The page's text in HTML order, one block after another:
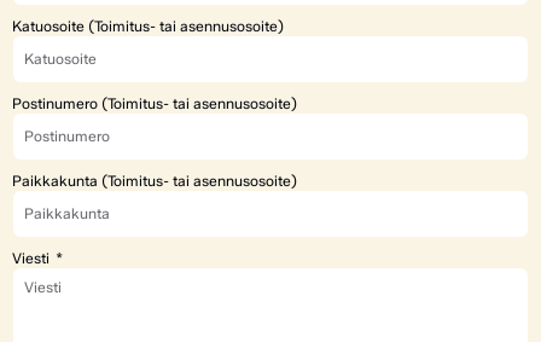
Katuosoite (Toimitus- tai asennusosoite)
Postinumero (Toimitus- tai asennusosoite)
Paikkakunta (Toimitus- tai asennusosoite)
Viesti